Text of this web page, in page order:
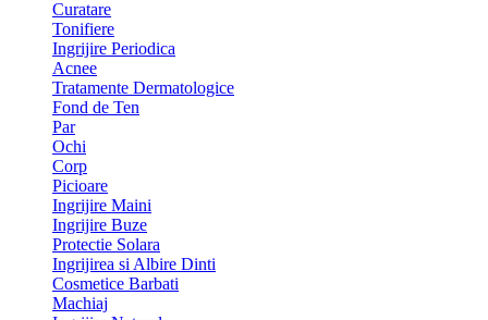
Curatare
Tonifiere
Ingrijire Periodica
Acnee
Tratamente Dermatologice
Fond de Ten
Par
Ochi
Corp
Picioare
Ingrijire Maini
Ingrijire Buze
Protectie Solara
Ingrijirea si Albire Dinti
Cosmetice Barbati
Machiaj